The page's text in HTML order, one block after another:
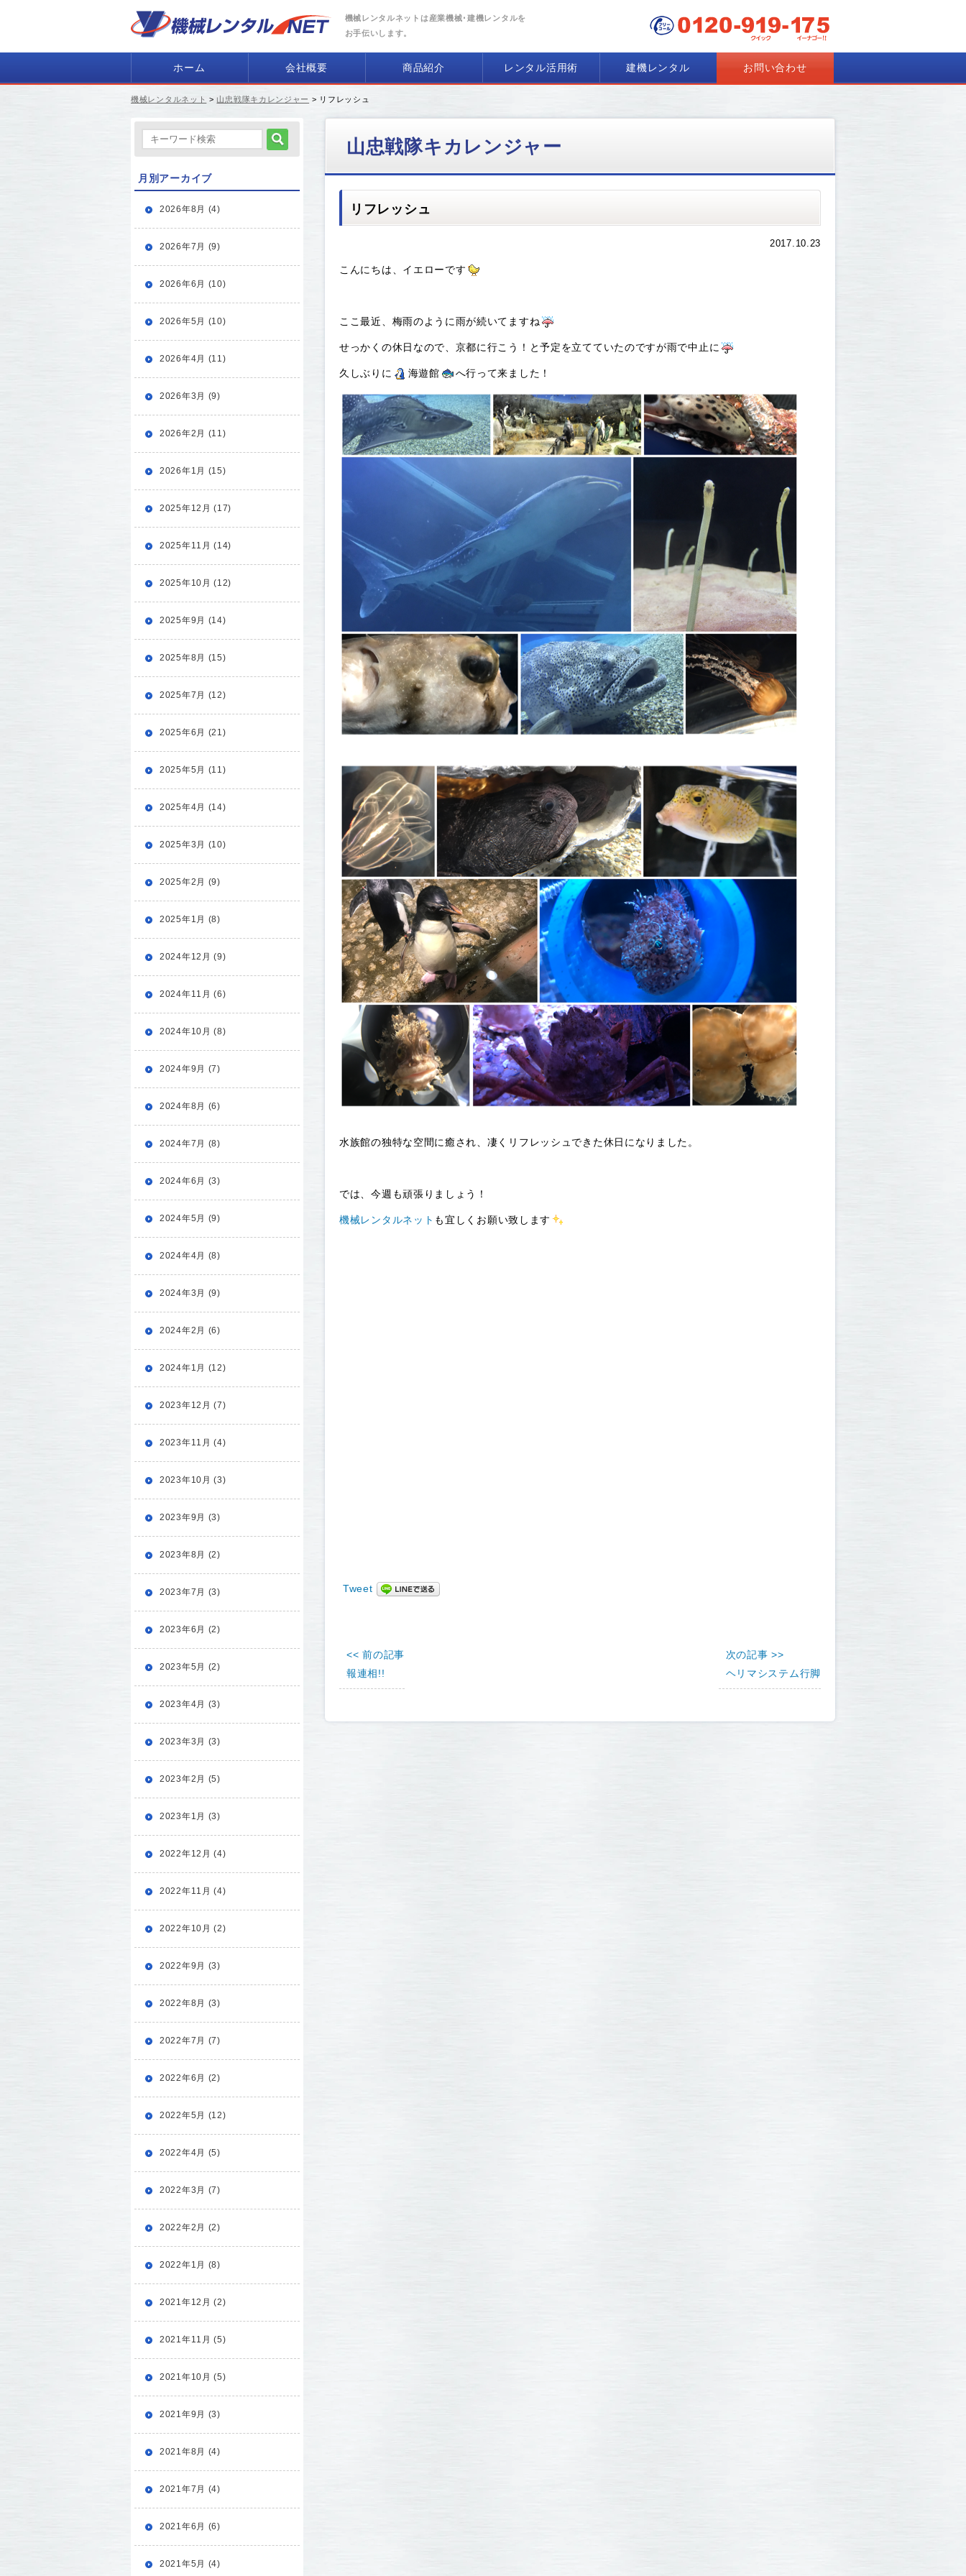
機械レンタルネットは産業機械･建機レンタルを
お手伝いします。
ホーム 会社概要 商品紹介 レンタル活用術 建機レンタル お問い合わせ
機械レンタルネット > 山忠戦隊キカレンジャー > リフレッシュ
山忠戦隊キカレンジャー
リフレッシュ
2017.10.23
こんにちは、イエローです
ここ最近、梅雨のように雨が続いてますね
せっかくの休日なので、京都に行こう！と予定を立てていたのですが雨で中止に
久しぶりに 海遊館 へ行って来ました！
水族館の独特な空間に癒され、凄くリフレッシュできた休日になりました。
では、今週も頑張りましょう！
機械レンタルネット も宜しくお願い致します
Tweet
<< 前の記事
報連相!!
次の記事 >>
ヘリマシステム行脚
月別アーカイブ
2026年8月 (4)
2026年7月 (9)
2026年6月 (10)
2026年5月 (10)
2026年4月 (11)
2026年3月 (9)
2026年2月 (11)
2026年1月 (15)
2025年12月 (17)
2025年11月 (14)
2025年10月 (12)
2025年9月 (14)
2025年8月 (15)
2025年7月 (12)
2025年6月 (21)
2025年5月 (11)
2025年4月 (14)
2025年3月 (10)
2025年2月 (9)
2025年1月 (8)
2024年12月 (9)
2024年11月 (6)
2024年10月 (8)
2024年9月 (7)
2024年8月 (6)
2024年7月 (8)
2024年6月 (3)
2024年5月 (9)
2024年4月 (8)
2024年3月 (9)
2024年2月 (6)
2024年1月 (12)
2023年12月 (7)
2023年11月 (4)
2023年10月 (3)
2023年9月 (3)
2023年8月 (2)
2023年7月 (3)
2023年6月 (2)
2023年5月 (2)
2023年4月 (3)
2023年3月 (3)
2023年2月 (5)
2023年1月 (3)
2022年12月 (4)
2022年11月 (4)
2022年10月 (2)
2022年9月 (3)
2022年8月 (3)
2022年7月 (7)
2022年6月 (2)
2022年5月 (12)
2022年4月 (5)
2022年3月 (7)
2022年2月 (2)
2022年1月 (8)
2021年12月 (2)
2021年11月 (5)
2021年10月 (5)
2021年9月 (3)
2021年8月 (4)
2021年7月 (4)
2021年6月 (6)
2021年5月 (4)